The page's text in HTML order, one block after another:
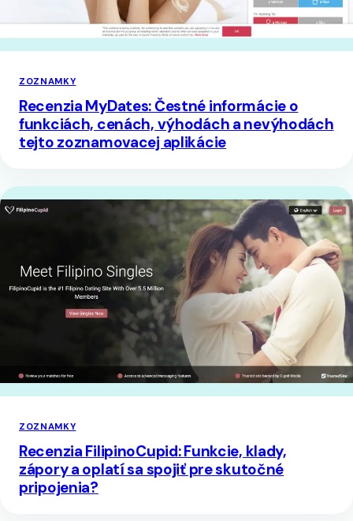
ZOZNAMKY
Recenzia MyDates: Čestné informácie o
funkciách, cenách, výhodách a nevýhodách
tejto zoznamovacej aplikácie
ZOZNAMKY
Recenzia FilipinoCupid: Funkcie, klady,
zápory a oplatí sa spojiť pre skutočné
pripojenia?